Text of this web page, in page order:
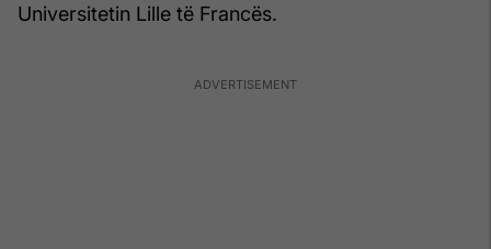
Universitetin Lille të Francës.